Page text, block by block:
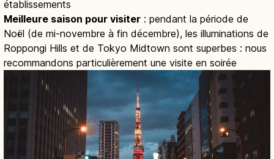
établissements
Meilleure saison pour visiter : pendant la période de
Noël (de mi-novembre à fin décembre), les illuminations de
Roppongi Hills et de Tokyo Midtown sont superbes : nous
recommandons particulièrement une visite en soirée